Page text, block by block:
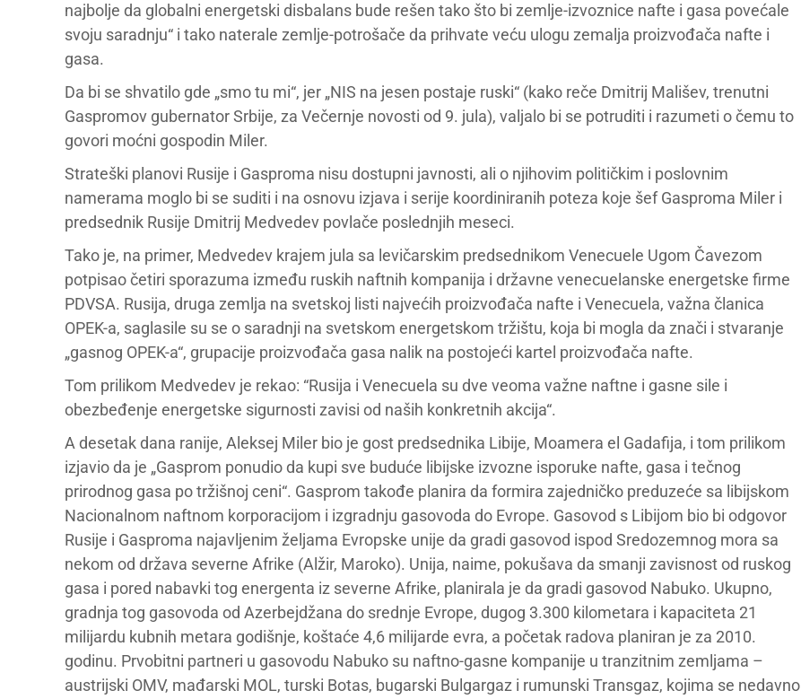
najbolje da globalni energetski disbalans bude rešen tako što bi zemlje-izvoznice nafte i gasa povećale
svoju saradnju“ i tako naterale zemlje-potrošače da prihvate veću ulogu zemalja proizvođača nafte i
gasa.
Da bi se shvatilo gde „smo tu mi“, jer „NIS na jesen postaje ruski“ (kako reče Dmitrij Mališev, trenutni
Gaspromov gubernator Srbije, za Večernje novosti od 9. jula), valjalo bi se potruditi i razumeti o čemu to
govori moćni gospodin Miler.
Strateški planovi Rusije i Gasproma nisu dostupni javnosti, ali o njihovim političkim i poslovnim
namerama moglo bi se suditi i na osnovu izjava i serije koordiniranih poteza koje šef Gasproma Miler i
predsednik Rusije Dmitrij Medvedev povlače poslednjih meseci.
Tako je, na primer, Medvedev krajem jula sa levičarskim predsednikom Venecuele Ugom Čavezom
potpisao četiri sporazuma između ruskih naftnih kompanija i državne venecuelanske energetske firme
PDVSA. Rusija, druga zemlja na svetskoj listi najvećih proizvođača nafte i Venecuela, važna članica
OPEK-a, saglasile su se o saradnji na svetskom energetskom tržištu, koja bi mogla da znači i stvaranje
„gasnog OPEK-a“, grupacije proizvođača gasa nalik na postojeći kartel proizvođača nafte.
Tom prilikom Medvedev je rekao: “Rusija i Venecuela su dve veoma važne naftne i gasne sile i
obezbeđenje energetske sigurnosti zavisi od naših konkretnih akcija“.
A desetak dana ranije, Aleksej Miler bio je gost predsednika Libije, Moamera el Gadafija, i tom prilikom
izjavio da je „Gasprom ponudio da kupi sve buduće libijske izvozne isporuke nafte, gasa i tečnog
prirodnog gasa po tržišnoj ceni“. Gasprom takođe planira da formira zajedničko preduzeće sa libijskom
Nacionalnom naftnom korporacijom i izgradnju gasovoda do Evrope. Gasovod s Libijom bio bi odgovor
Rusije i Gasproma najavljenim željama Evropske unije da gradi gasovod ispod Sredozemnog mora sa
nekom od država severne Afrike (Alžir, Maroko). Unija, naime, pokušava da smanji zavisnost od ruskog
gasa i pored nabavki tog energenta iz severne Afrike, planirala je da gradi gasovod Nabuko. Ukupno,
gradnja tog gasovoda od Azerbejdžana do srednje Evrope, dugog 3.300 kilometara i kapaciteta 21
milijardu kubnih metara godišnje, koštaće 4,6 milijarde evra, a početak radova planiran je za 2010.
godinu. Prvobitni partneri u gasovodu Nabuko su naftno-gasne kompanije u tranzitnim zemljama –
austrijski OMV, mađarski MOL, turski Botas, bugarski Bulgargaz i rumunski Transgaz, kojima se nedavno